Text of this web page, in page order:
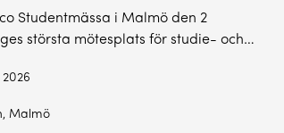
Studentmässa i Malmö den 2
största mötesplats för studie- och…
Malmö